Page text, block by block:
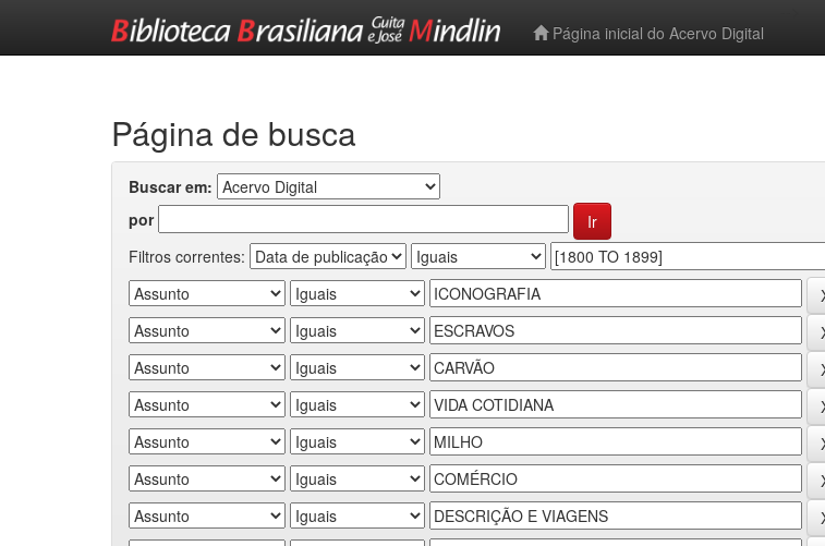
Página inicial do Acervo Digital
Página de busca
Buscar em:
por
Filtros correntes: